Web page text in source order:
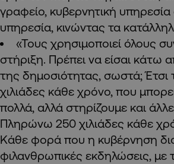
γραφείο, κυβερνητική υπηρεσία
υπηρεσία, κινώντας τα
«Τους χρησιμοποιεί όλους
στήριξη. Πρέπει να είσαι κάτω
της δημοσιότητας, σωστά;
χιλιάδες κάθε χρόνο, που
πολλά, αλλά στηρίζουμε και
Πληρώνω 250 χιλιάδες κάθε
Κάθε φορά που η κυβέρνηση
φιλανθρωπικές εκδηλώσεις, με